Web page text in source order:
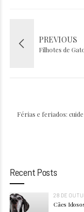
PREVIOUS
Filhotes de
Férias e feriados:
Recent Posts
28 DE
Cães